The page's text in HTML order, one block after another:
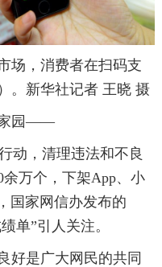
，消费者在扫码支
。新华社记者 王晓 摄
园——
动，清理违法和不良
万个，下架App、小
国家网信办发布的
单”引人关注。
是广大网民的共同